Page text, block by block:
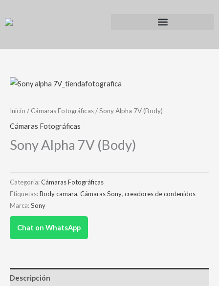
Inicio / Cámaras Fotográficas/ Sony Alpha 7V (Body)
Cámaras Fotográficas
Sony Alpha 7V (Body)
Categoría:Cámaras Fotográficas
Etiquetas:Body camara, Cámaras Sony, creadores de contenidos
Marca:Sony
Chat on WhatsApp
Descripción